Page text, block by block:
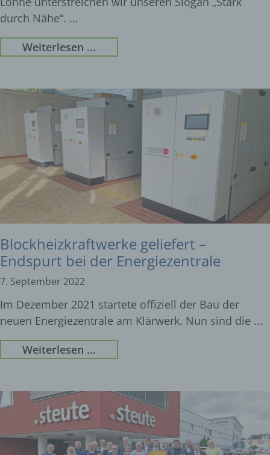
durch Nähe“.
Weiterlesen ...
Blockheizkraftwerke geliefert –
Endspurt bei der Energiezentrale
7. September 2022
Im Dezember 2021 startete offiziell der Bau der
neuen Energiezentrale am Klärwerk. Nun sind die
Weiterlesen ...